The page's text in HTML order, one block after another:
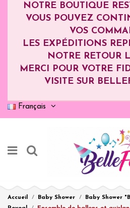
NOTRE BOUTIQUE
VOUS POUVEZ
VOS
LES EXPÉDITIONS
NOTRE RETOUR
MERCI POUR VOTRE
VISITE SUR
Français
Accueil Baby Shower
Baby Shower